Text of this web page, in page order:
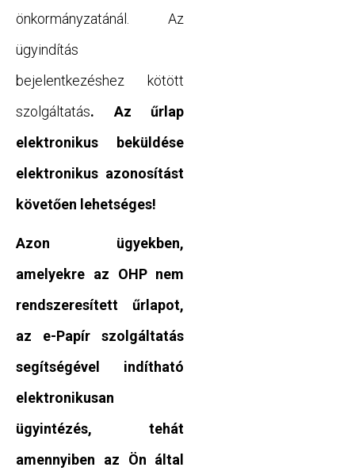
önkormányzatánál. Az
ügyindítás
bejelentkezéshez kötött
szolgáltatás. Az űrlap
elektronikus beküldése
elektronikus azonosítást
követően lehetséges!
Azon ügyekben,
amelyekre az OHP nem
rendszeresített űrlapot,
az e-Papír szolgáltatás
segítségével indítható
elektronikusan
ügyintézés, tehát
amennyiben az Ön által